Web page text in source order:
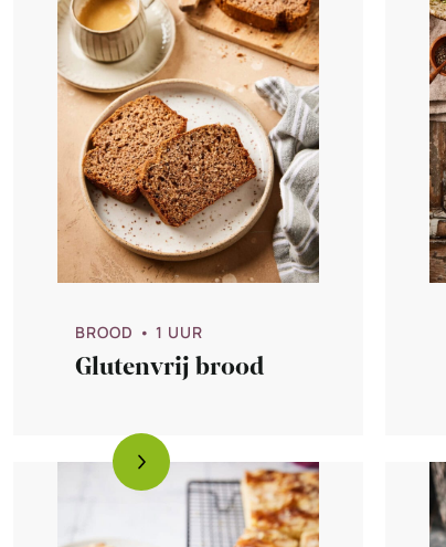
BROOD • 1 UUR
Glutenvrij brood